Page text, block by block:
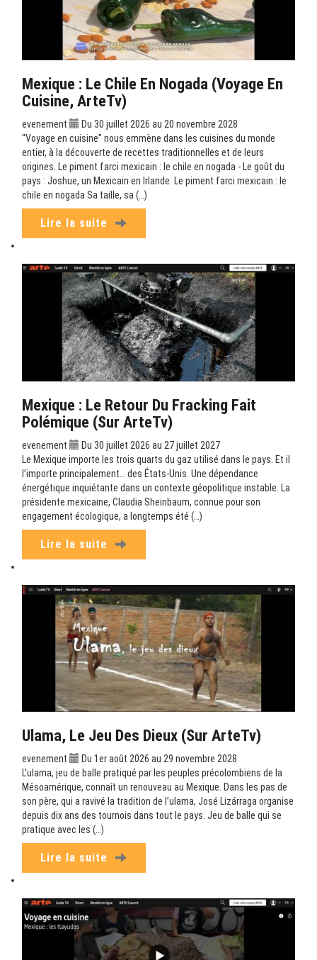
Mexique : Le Chile En Nogada (Voyage En
Cuisine, ArteTv)
evenement
Du 30 juillet 2026 au 20 novembre 2028
"Voyage en cuisine" nous emmène dans les cuisines du monde
entier, à la découverte de recettes traditionnelles et de leurs
origines. Le piment farci mexicain : le chile en nogada - Le goût du
pays : Joshue, un Mexicain en Irlande. Le piment farci mexicain : le
chile en nogada Sa taille, sa (…)
Lire la suite
Mexique : Le Retour Du Fracking Fait
Polémique (sur ArteTv)
evenement
Du 30 juillet 2026 au 27 juillet 2027
Le Mexique importe les trois quarts du gaz utilisé dans le pays. Et il
l’importe principalement… des États-Unis. Une dépendance
énergétique inquiétante dans un contexte géopolitique instable. La
présidente mexicaine, Claudia Sheinbaum, connue pour son
engagement écologique, a longtemps été (…)
Lire la suite
Ulama, Le Jeu Des Dieux (sur ArteTv)
evenement
Du 1er août 2026 au 29 novembre 2028
L’ulama, jeu de balle pratiqué par les peuples précolombiens de la
Mésoamérique, connaît un renouveau au Mexique. Dans les pas de
son père, qui a ravivé la tradition de l’ulama, José Lizárraga organise
depuis dix ans des tournois dans tout le pays. Jeu de balle qui se
pratique avec les (…)
Lire la suite